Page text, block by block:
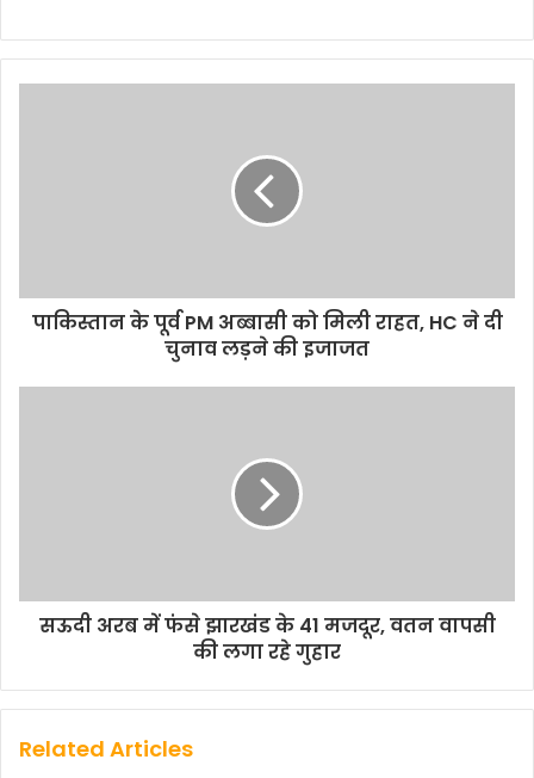
पाकिस्तान के पूर्व PM अब्बासी को मिली राहत, HC ने दी
चुनाव लड़ने की इजाजत
सऊदी अरब में फंसे झारखंड के 41 मजदूर, वतन वापसी
की लगा रहे गुहार
Related Articles